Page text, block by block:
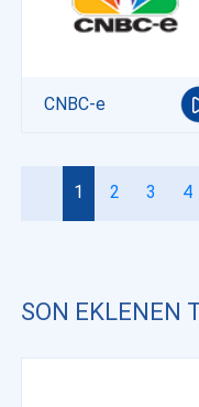
CNBC-e
1 2 3 4
SON EKLENEN